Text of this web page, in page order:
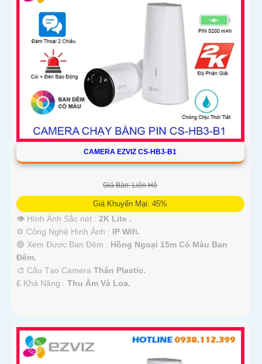
CAMERA EZVIZ CS-HB3-B1
Giá Bán: Liên Hệ
Giá Khuyến Mại: 45%
👁 Hình Ảnh Sắc nét : 2K Lite .
⚙ Công Nghệ Hình Ảnh : IP Wifi.
🔴 Xem Được Ban Đêm : Hồng Ngoại 15m Có Màu Ban
Ðêm.
🎨 Cấu Tạo Camera Thân Plastic.
️₤ Khả Năng : Thu Âm Và Loa.